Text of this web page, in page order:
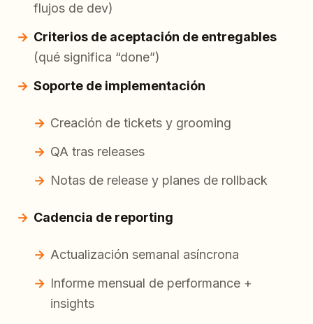
flujos de dev)
Criterios de aceptación de entregables
(qué significa “done”)
Soporte de implementación
Creación de tickets y grooming
QA tras releases
Notas de release y planes de rollback
Cadencia de reporting
Actualización semanal asíncrona
Informe mensual de performance +
insights